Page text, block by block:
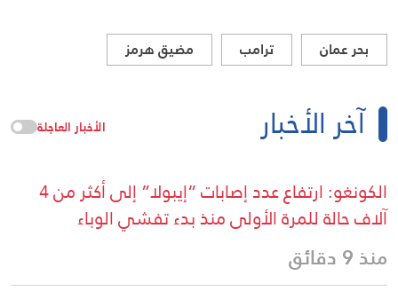
بحر عمان ترامب مضيق هرمز
آخر الأخبار الأخبار العاجلة
الكونغو: ارتفاع عدد إصابات “إيبولا” إلى أكثر من 4
آلاف حالة للمرة الأولى منذ بدء تفشي الوباء
منذ 9 دقائق